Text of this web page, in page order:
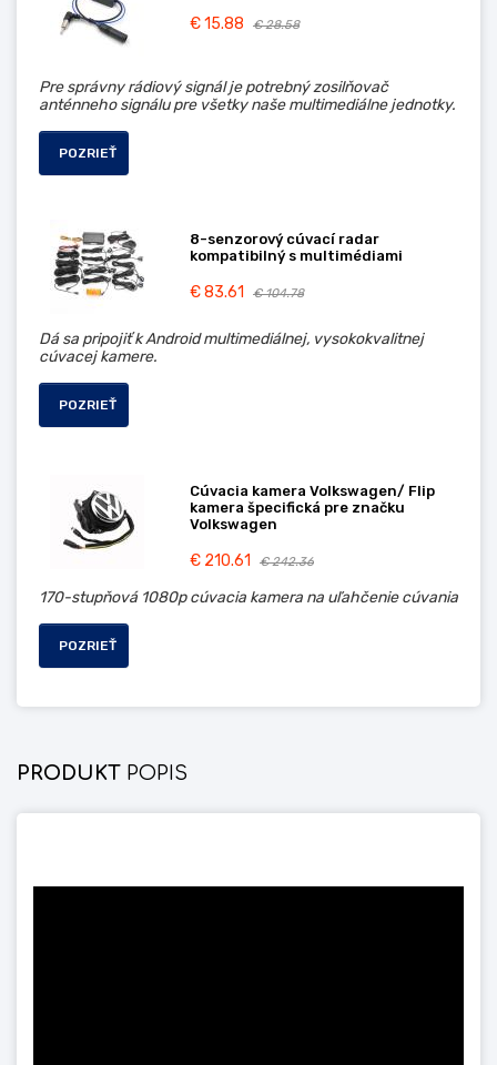
€ 15.88 € 28.58
Pre správny rádiový signál je potrebný zosilňovač
anténneho signálu pre všetky naše multimediálne jednotky.
POZRIEŤ
8-senzorový cúvací radar
kompatibilný s multimédiami
€ 83.61 € 104.78
Dá sa pripojiť k Android multimediálnej, vysokokvalitnej
cúvacej kamere.
POZRIEŤ
Cúvacia kamera Volkswagen/ Flip
kamera špecifická pre značku
Volkswagen
€ 210.61 € 242.36
170-stupňová 1080p cúvacia kamera na uľahčenie cúvania
POZRIEŤ
PRODUKT POPIS